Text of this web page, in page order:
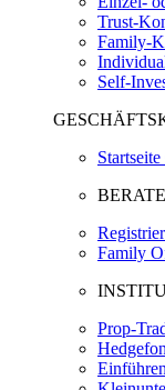
Trust-
Family-
Self-
Family
Prop-